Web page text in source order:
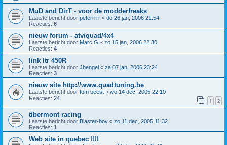
MuD and DirT - voor de modderfreaks
Laatste bericht door peterrrrr « do 26 jan, 2006 21:54
Reacties: 6
nieuw forum - atv/quad/4x4
Laatste bericht door Marc G « zo 15 jan, 2006 22:30
Reacties: 4
link ltr 450R
Laatste bericht door Jhengel « za 07 jan, 2006 23:24
Reacties: 3
nieuw site http://www.quadtuning.be
Laatste bericht door tom beest « wo 14 dec, 2005 22:10
Reacties: 24 1 2
tibermont racing
Laatste bericht door Blaster-boy « zo 11 dec, 2005 11:32
Reacties: 1
Web site in quebec !!!!